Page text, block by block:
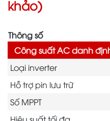
khảo)
Thông số
Công suất AC danh
Loại inverter
Hỗ trợ pin lưu trữ
Số MPPT